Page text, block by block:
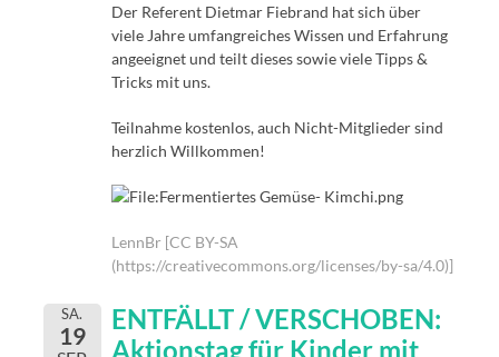
Der Referent Dietmar Fiebrand hat sich über
viele Jahre umfangreiches Wissen und Erfahrung
angeeignet und teilt dieses sowie viele Tipps &
Tricks mit uns.
Teilnahme kostenlos, auch Nicht-Mitglieder sind
herzlich Willkommen!
LennBr [CC BY-SA
(https://creativecommons.org/licenses/by-sa/4.0)]
SA.
19
ENTFÄLLT / VERSCHOBEN:
Aktionstag für Kinder mit